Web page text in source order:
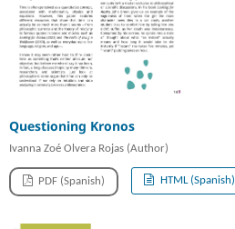
Questioning Kronos
Ivanna Zoé Olvera Rojas (Author)
PDF (Spanish) HTML (Spanish)